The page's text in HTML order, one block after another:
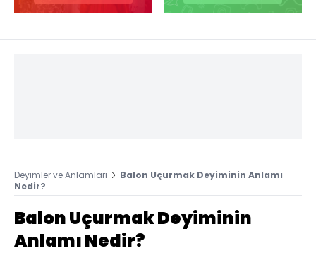
Deyimler ve Anlamları
Balon Uçurmak Deyiminin Anlamı
Nedir?
Balon Uçurmak Deyiminin
Anlamı Nedir?